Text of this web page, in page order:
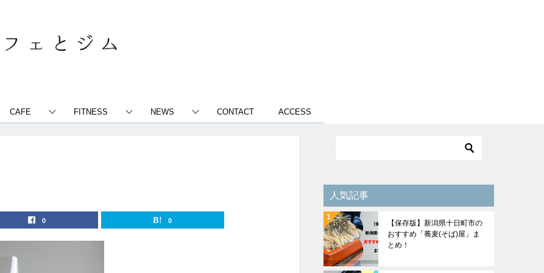
CAFE FITNESS NEWS CONTACT ACCESS
0 0
人気記事
【保存版】新潟県十日町市の
おすすめ「蕎麦(そば)屋」ま
とめ！